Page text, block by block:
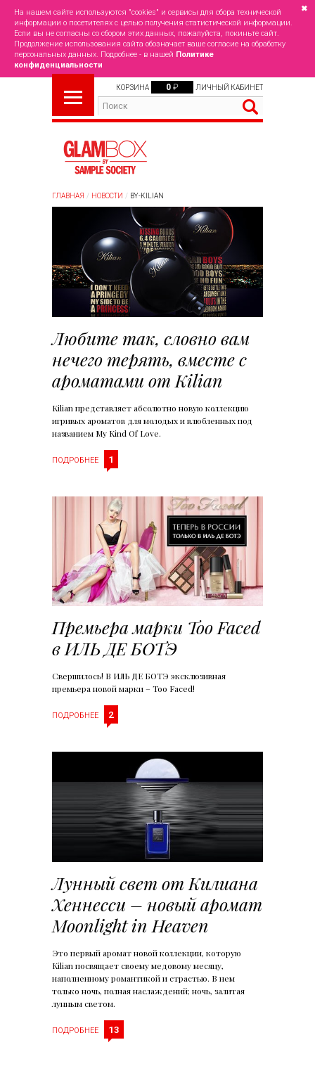
На нашем сайте используются "cookies" и сервисы для сбора технической
информации о посетителях с целью получения статистической информации.
Если вы не согласны со сбором этих данных, пожалуйста, покиньте сайт.
Продолжение использования сайта обозначает ваше согласие на обработку
персональных данных. Подробнее - в нашей Политике
конфиденциальности
✖
КОРЗИНА 0 ₽ ЛИЧНЫЙ КАБИНЕТ
ГЛАВНАЯ НОВОСТИ BY-KILIAN
Любите так, словно вам
нечего терять, вместе с
ароматами от Kilian
Kilian представляет абсолютно новую коллекцию
игривых ароматов для молодых и влюбленных под
названием My Kind Of Love.
ПОДРОБНЕЕ 1
Премьера марки Too Faced
в ИЛЬ ДЕ БОТЭ
Свершилось! В ИЛЬ ДЕ БОТЭ эксклюзивная
премьера новой марки – Too Faced!
ПОДРОБНЕЕ 2
Лунный свет от Килиана
Хеннесси – новый аромат
Moonlight in Heaven
Это первый аромат новой коллекции, которую
Kilian посвящает своему медовому месяцу,
наполненному романтикой и страстью. В нем
только ночь, полная наслаждений; ночь, залитая
лунным светом.
ПОДРОБНЕЕ 13